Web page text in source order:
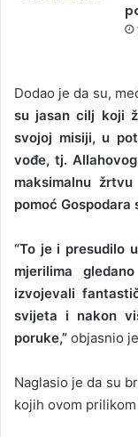
Dodao je da su,
su jasan cilj koji
svojoj misiji, u
vođe, tj.
maksimalnu
pomoć Gospodara
“To je i presudilo
mjerilima
izvojevali
svijeta i nakon
poruke,” objasnio
Naglasio je da su
kojih ovom